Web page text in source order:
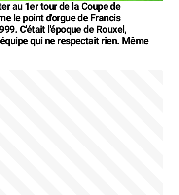
au 1er tour de la Coupe de
le point d'orgue de Francis
C'était l'époque de Rouxel,
qui ne respectait rien. Même